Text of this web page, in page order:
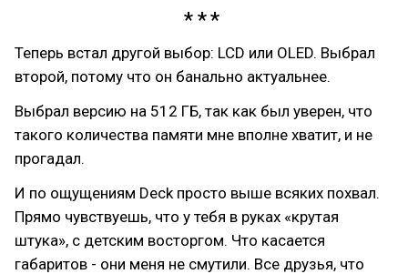
Теперь встал другой выбор: LCD или OLED. Выбрал
второй, потому что он банально актуальнее.
Выбрал версию на 512 ГБ, так как был уверен, что
такого количества памяти мне вполне хватит, и не
прогадал.
И по ощущениям Deck просто выше всяких похвал.
Прямо чувствуешь, что у тебя в руках «крутая
штука», с детским восторгом. Что касается
габаритов - они меня не смутили. Все друзья, что